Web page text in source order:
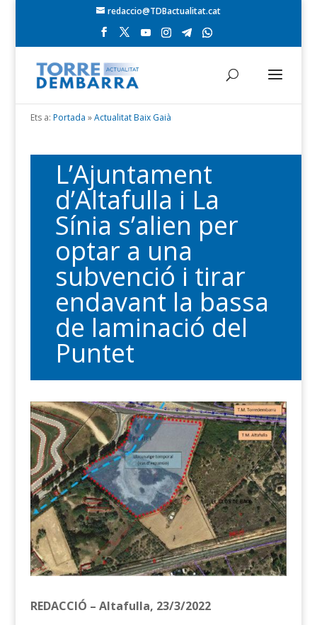
redaccio@TDBactualitat.cat
Ets a: Portada »Actualitat Baix Gaià
L’Ajuntament
d’Altafulla i La
Sínia s’alien per
optar a una
subvenció i tirar
endavant la bassa
de laminació del
Puntet
REDACCIÓ – Altafulla, 23/3/2022